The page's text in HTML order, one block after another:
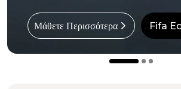
Μάθετε Περισσότερα Fifa